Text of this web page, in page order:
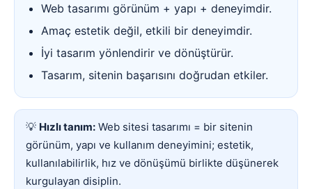
Web tasarımı görünüm + yapı + deneyimdir.
Amaç estetik değil, etkili bir deneyimdir.
İyi tasarım yönlendirir ve dönüştürür.
Tasarım, sitenin başarısını doğrudan etkiler.
💡 Hızlı tanım: Web sitesi tasarımı = bir sitenin
görünüm, yapı ve kullanım deneyimini; estetik,
kullanılabilirlik, hız ve dönüşümü birlikte düşünerek
kurgulayan disiplin.